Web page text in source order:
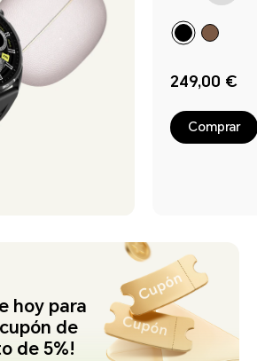
249,00 €
Comprar
hoy para
de
de 5%!